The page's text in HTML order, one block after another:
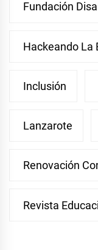
Fundación Disa
Hackeando La
Inclusión
Lanzarote
Renovación
Revista